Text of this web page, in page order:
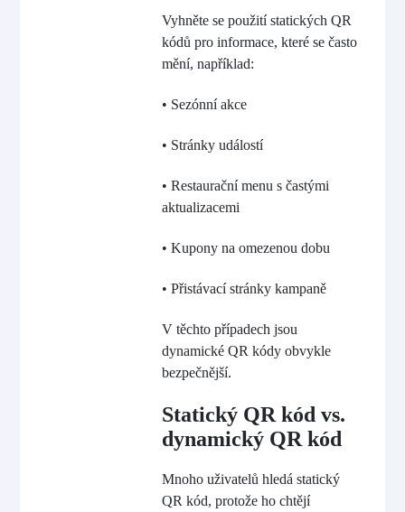
Vyhněte se použití statických QR
kódů pro informace, které se často
mění, například:
• Sezónní akce
• Stránky událostí
• Restaurační menu s častými
aktualizacemi
• Kupony na omezenou dobu
• Přistávací stránky kampaně
V těchto případech jsou
dynamické QR kódy obvykle
bezpečnější.
Statický QR kód vs.
dynamický QR kód
Mnoho uživatelů hledá statický
QR kód, protože ho chtějí